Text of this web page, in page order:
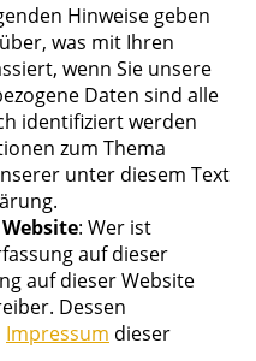
Hinweise geben
was mit Ihren
wenn Sie unsere
Daten sind alle
identifiziert werden
zum Thema
unter diesem Text
: Wer ist
auf dieser
auf dieser Website
Dessen
Impressum dieser